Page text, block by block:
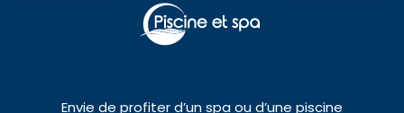
Envie de profiter d’un spa ou d’une piscine